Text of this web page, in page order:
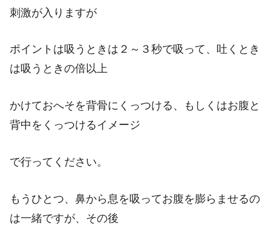
刺激が入りますが
ポイントは吸うときは２～３秒で吸って、吐くとき
は吸うときの倍以上
かけておへそを背骨にくっつける、もしくはお腹と
背中をくっつけるイメージ
で行ってください。
もうひとつ、鼻から息を吸ってお腹を膨らませるの
は一緒ですが、その後